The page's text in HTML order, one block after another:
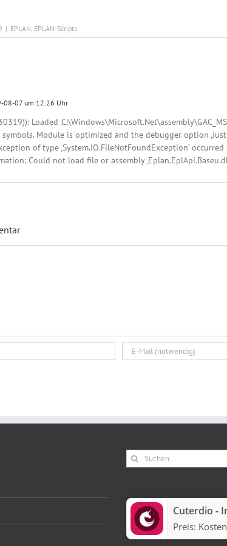
| EPLAN, EPLAN-Scripts
08-07 um 12:26 Uhr
Loaded
Module is optimized and the debugger option ‚Just
of type ‚System.IO.FileNotFoundException‘
Could not load file or assembly
Suche
nach:
Preis: